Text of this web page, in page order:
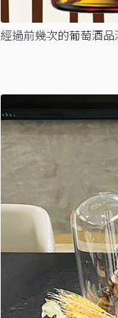
經過前幾次的葡萄酒